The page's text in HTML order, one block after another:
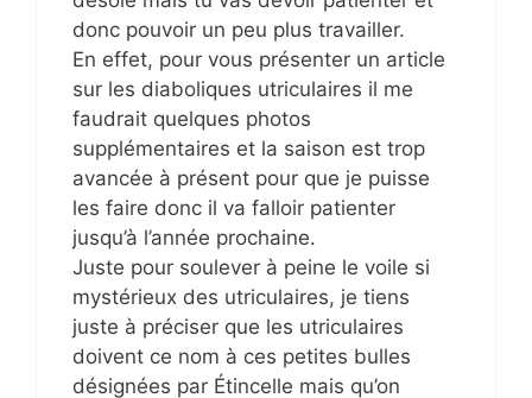
donc pouvoir un peu plus travailler.
En effet, pour vous présenter un article
sur les diaboliques utriculaires il me
faudrait quelques photos
supplémentaires et la saison est trop
avancée à présent pour que je puisse
les faire donc il va falloir patienter
jusqu’à l’année prochaine.
Juste pour soulever à peine le voile si
mystérieux des utriculaires, je tiens
juste à préciser que les utriculaires
doivent ce nom à ces petites bulles
désignées par Étincelle mais qu’on